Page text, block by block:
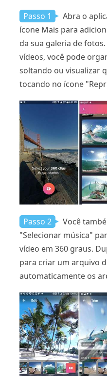
Passo 1
Abra o
ícone Mais para
da sua galeria de
vídeos, você pode
soltando ou visualizar
tocando no ícone
Passo 2
Você
"Selecionar música"
vídeo em 360 graus.
para criar um arquivo
automaticamente os